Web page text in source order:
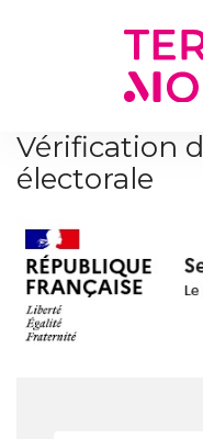
Vérification
électorale